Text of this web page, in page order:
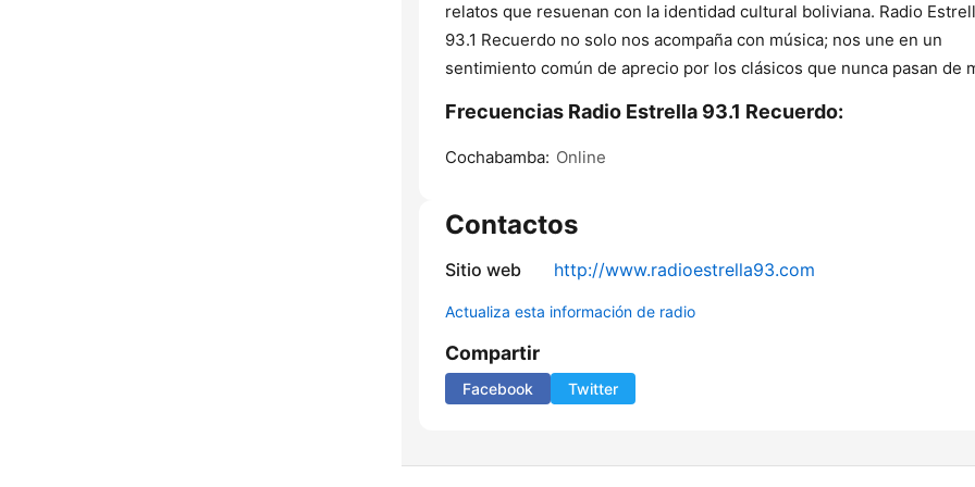
relatos que resuenan con la identidad cultural boliviana. Radio
93.1 Recuerdo no solo nos acompaña con música; nos une en un
sentimiento común de aprecio por los clásicos que nunca pasan de
Frecuencias Radio Estrella 93.1 Recuerdo:
Cochabamba: Online
Contactos
Sitio web http://www.radioestrella93.com
Actualiza esta información de radio
Compartir
Facebook Twitter